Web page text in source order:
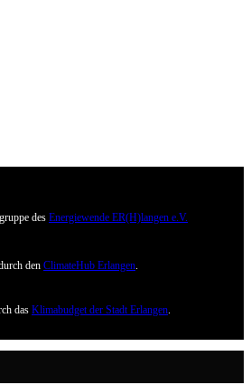
des Energiewende ER(H)langen e.V.
den ClimateHub Erlangen
das Klimabudget der Stadt Erlangen